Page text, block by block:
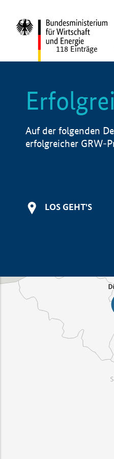
118 Einträge
Auf der folgenden
erfolgreicher GRW-
LOS GEHT'S